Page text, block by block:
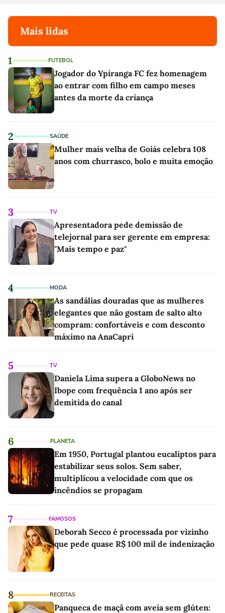
Mais lidas
1 FUTEBOL
Jogador do Ypiranga FC fez homenagem
ao entrar com filho em campo meses
antes da morte da criança
2 SAÚDE
Mulher mais velha de Goiás celebra 108
anos com churrasco, bolo e muita emoção
3 TV
Apresentadora pede demissão de
telejornal para ser gerente em empresa:
"Mais tempo e paz"
4 MODA
As sandálias douradas que as mulheres
elegantes que não gostam de salto alto
compram: confortáveis e com desconto
máximo na AnaCapri
5 TV
Daniela Lima supera a GloboNews no
Ibope com frequência 1 ano após ser
demitida do canal
6 PLANETA
Em 1950, Portugal plantou eucaliptos para
estabilizar seus solos. Sem saber,
multiplicou a velocidade com que os
incêndios se propagam
7 FAMOSOS
Deborah Secco é processada por vizinho
que pede quase R$ 100 mil de indenização
8 RECEITAS
Panqueca de maçã com aveia sem glúten: